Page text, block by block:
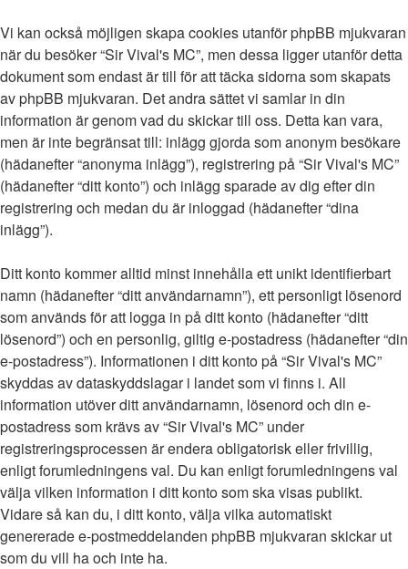
Vi kan också möjligen skapa cookies utanför phpBB mjukvaran
när du besöker “Sir Vival's MC”, men dessa ligger utanför detta
dokument som endast är till för att täcka sidorna som skapats
av phpBB mjukvaran. Det andra sättet vi samlar in din
information är genom vad du skickar till oss. Detta kan vara,
men är inte begränsat till: inlägg gjorda som anonym besökare
(hädanefter “anonyma inlägg”), registrering på “Sir Vival's MC”
(hädanefter “ditt konto”) och inlägg sparade av dig efter din
registrering och medan du är inloggad (hädanefter “dina
inlägg”).
Ditt konto kommer alltid minst innehålla ett unikt identifierbart
namn (hädanefter “ditt användarnamn”), ett personligt lösenord
som används för att logga in på ditt konto (hädanefter “ditt
lösenord”) och en personlig, giltig e-postadress (hädanefter “din
e-postadress”). Informationen i ditt konto på “Sir Vival's MC”
skyddas av dataskyddslagar i landet som vi finns i. All
information utöver ditt användarnamn, lösenord och din e-
postadress som krävs av “Sir Vival's MC” under
registreringsprocessen är endera obligatorisk eller frivillig,
enligt forumledningens val. Du kan enligt forumledningens val
välja vilken information i ditt konto som ska visas publikt.
Vidare så kan du, i ditt konto, välja vilka automatiskt
genererade e-postmeddelanden phpBB mjukvaran skickar ut
som du vill ha och inte ha.